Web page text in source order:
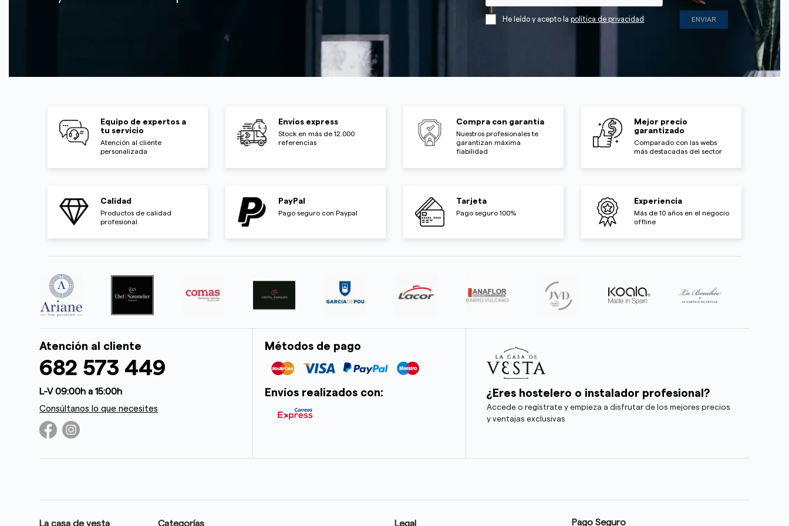
He leído y acepto lapolítica de privacidad
Equipo de expertos a
tu servicio
Atención al cliente
personalizada
Envíos express
Stock en más de 12.000
referencias
Compra con garantía
Nuestros profesionales te
garantizan máxima
fiabilidad
Mejor precio
garantizado
Comparado con las webs
más destacadas del sector
Calidad
Productos de calidad
profesional
PayPal
Pago seguro con Paypal
Tarjeta
Pago seguro 100%
Experiencia
Más de 10 años en el negocio
offline
Atención al cliente
682 573 449
L-V 09:00h a 15:00h
Consúltanos lo que necesites
Métodos de pago
Envíos realizados con: ¿Eres hostelero o instalador profesional?
Accede o regístrate y empieza a disfrutar de los mejores precios
y ventajas exclusivas
La casa de vesta Categorías Legal Pago Seguro